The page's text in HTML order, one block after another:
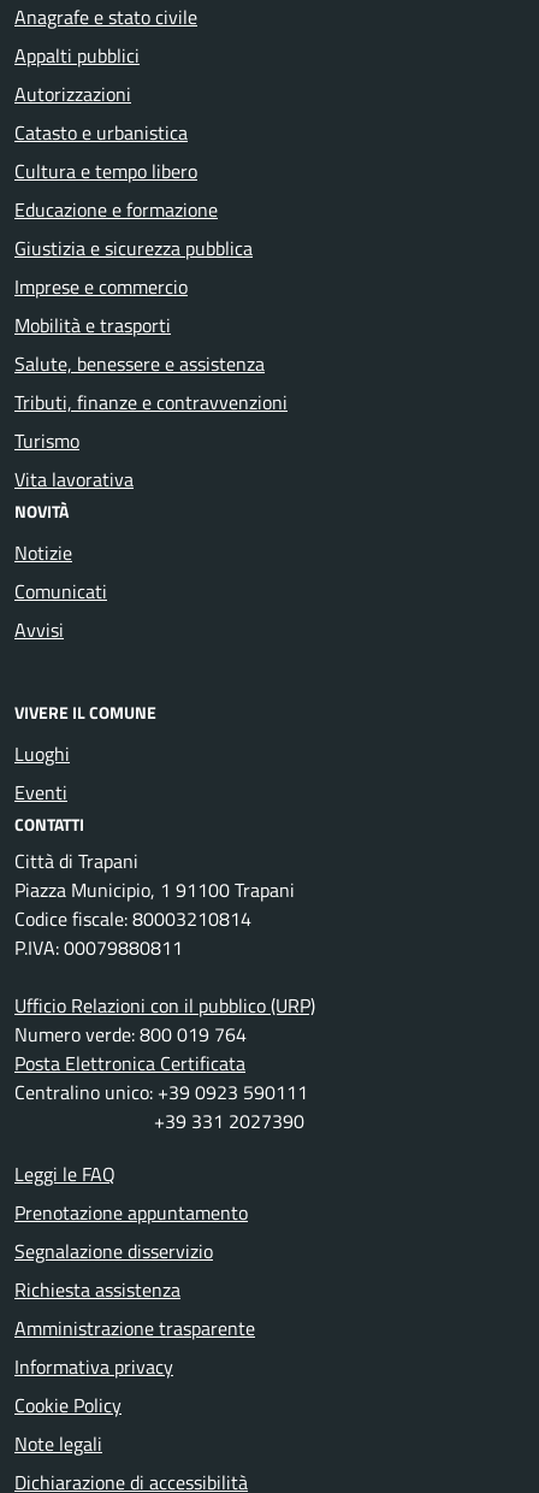
Anagrafe e stato civile
Appalti pubblici
Autorizzazioni
Catasto e urbanistica
Cultura e tempo libero
Educazione e formazione
Giustizia e sicurezza pubblica
Imprese e commercio
Mobilità e trasporti
Salute, benessere e assistenza
Tributi, finanze e contravvenzioni
Turismo
Vita lavorativa
NOVITÀ
Notizie
Comunicati
Avvisi
VIVERE IL COMUNE
Luoghi
Eventi
CONTATTI
Città di Trapani
Piazza Municipio, 1 91100 Trapani
Codice fiscale: 80003210814
P.IVA: 00079880811
Ufficio Relazioni con il pubblico (URP)
Numero verde: 800 019 764
Posta Elettronica Certificata
Centralino unico: +39 0923 590111
+39 331 2027390
Leggi le FAQ
Prenotazione appuntamento
Segnalazione disservizio
Richiesta assistenza
Amministrazione trasparente
Informativa privacy
Cookie Policy
Note legali
Dichiarazione di accessibilità